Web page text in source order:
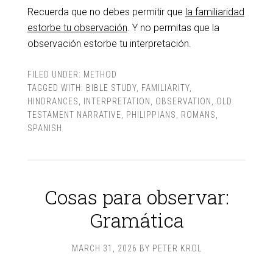
Recuerda que no debes permitir que la familiaridad
estorbe tu observación. Y no permitas que la
observación estorbe tu interpretación.
FILED UNDER: METHOD
TAGGED WITH: BIBLE STUDY, FAMILIARITY,
HINDRANCES
INTERPRETATION OBSERVATION
OLD
TESTAMENT NARRATIVE
PHILIPPIANS ROMANS
SPANISH
Cosas para observar:
Gramática
MARCH 31, 2026 BY PETER KROL